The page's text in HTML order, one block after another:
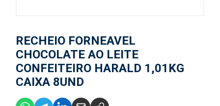
RECHEIO FORNEAVEL
CHOCOLATE AO LEITE
CONFEITEIRO HARALD 1,01KG
CAIXA 8UND